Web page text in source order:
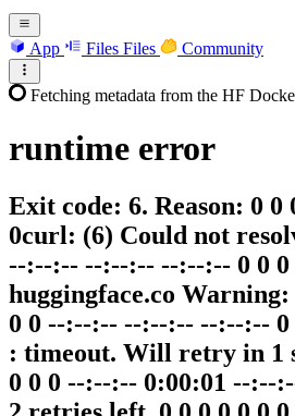
App Files Files Community
Fetching metadata from the HF
runtime error
Exit code: 6. Reason: 0
0curl: (6) Could not
--:--:-- --:--:-- --:--:-- 0 0 0
huggingface.co
0 0 --:--:-- --:--:-- --:--:-- 0
: timeout. Will retry in 1
0 0 0 --:--:-- 0:00:01 --:--